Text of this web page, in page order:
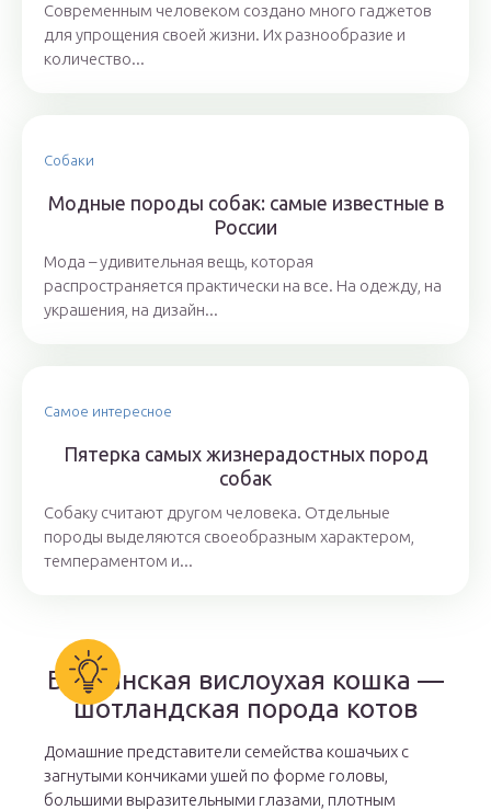
Современным человеком создано много гаджетов
для упрощения своей жизни. Их разнообразие и
количество...
Собаки
Модные породы собак: самые известные в
России
Мода – удивительная вещь, которая
распространяется практически на все. На одежду, на
украшения, на дизайн...
Самое интересное
Пятерка самых жизнерадостных пород
собак
Собаку считают другом человека. Отдельные
породы выделяются своеобразным характером,
темпераментом и...
Британская вислоухая кошка —
шотландская порода котов
Домашние представители семейства кошачьих с
загнутыми кончиками ушей по форме головы,
большими выразительными глазами, плотным